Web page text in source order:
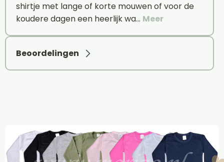
shirtje met lange of korte mouwen of voor de
koudere dagen een heerlijk wa… Meer
Beoordelingen